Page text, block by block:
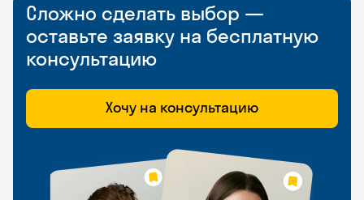
Сложно сделать выбор —
оставьте заявку на бесплатную
консультацию
Хочу на консультацию